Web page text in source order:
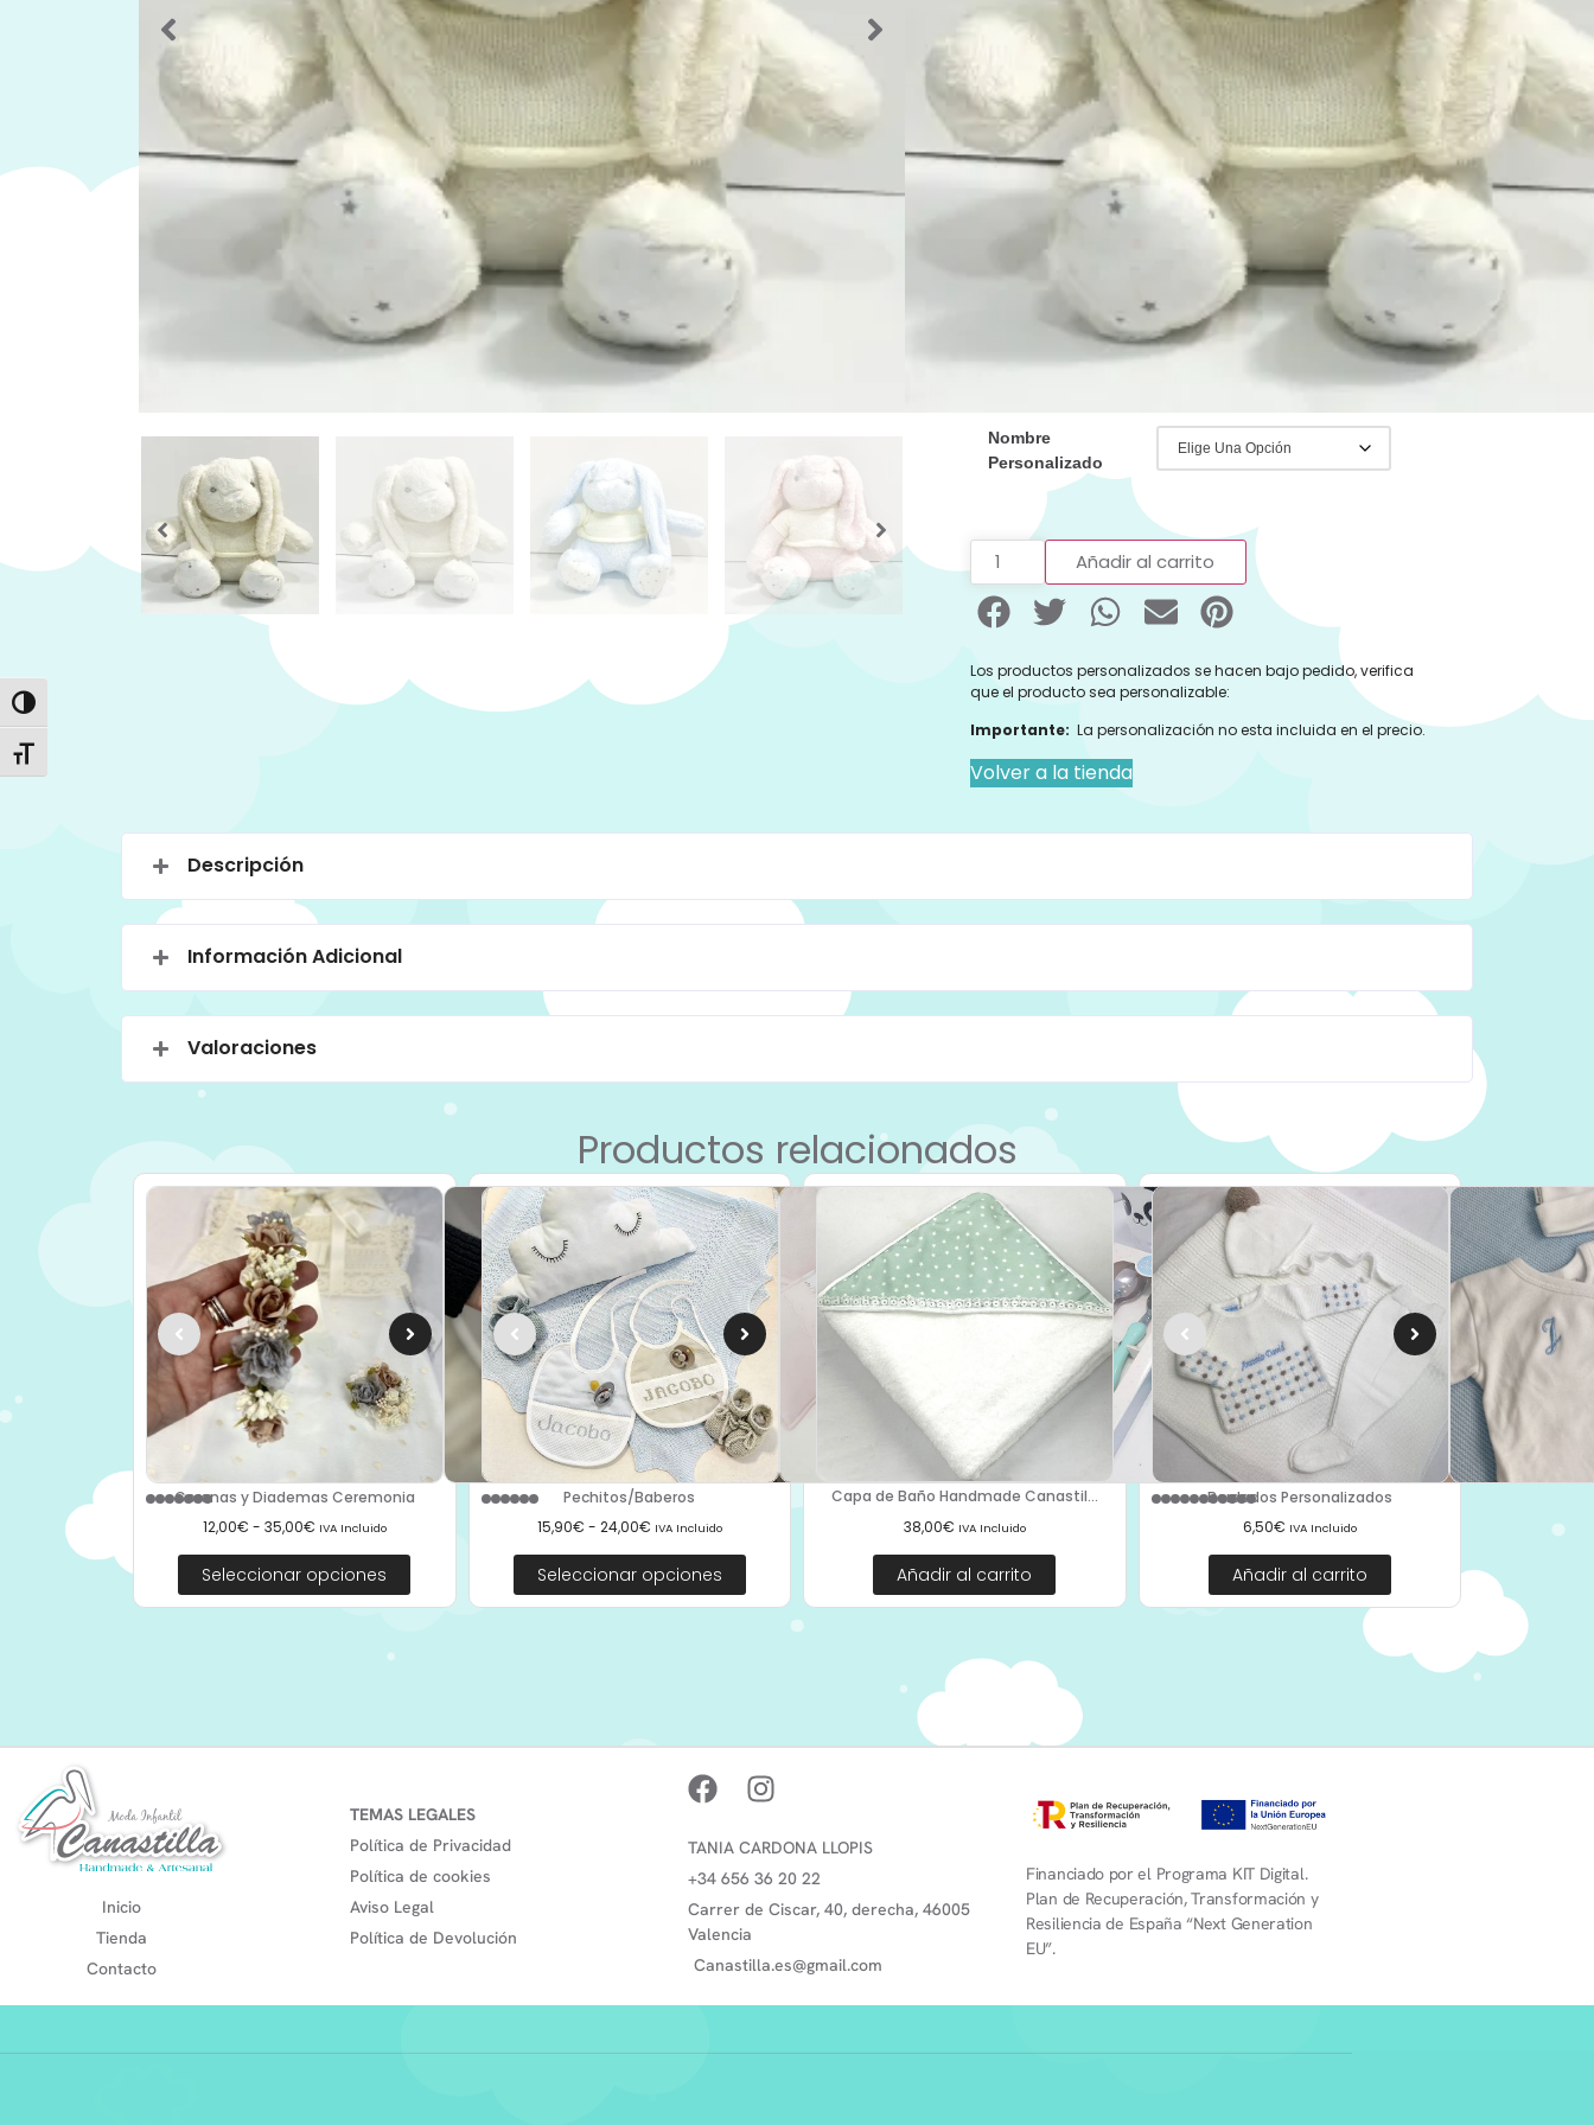
Alternar alto contraste
Alternar tamaño de letra
Para atención personalizada y asesoramiento
escribenos en whatsapp al +34 656 36 20 22
SKU:47425
Categorías:
Complementos y Puericultura
Handmade,Juguetes
Mantitas Personalizadas
Artículo Personalizable Azul, Blanco,
Conejo handmade Juguete Peluche
Personalizable
€ IVA Incluido
Nombre
Personalizado
Añadir al carrito
Los productos personalizados se hacen bajo pedido, verifica
que el producto sea personalizable:
Importante: La personalización no esta incluida en el precio.
Volver a la tienda
Descripción
Información Adicional
Valoraciones
Productos relacionados
Coronas y Diademas Ceremonia
12,00€ - 35,00€ IVA Incluido
Seleccionar opciones
Pechitos/Baberos
15,90€ - 24,00€ IVA Incluido
Seleccionar opciones
Capa de Baño Handmade Canastil...
38,00€ IVA Incluido
Añadir al carrito
Bordados Personalizados
6,50€ IVA Incluido
Añadir al carrito
Inicio
Tienda
Contacto
TEMAS LEGALES
Política de Privacidad
Política de cookies
Aviso Legal
Política de Devolución
TANIA CARDONA LLOPIS
+34 656 36 20 22
Carrer de Ciscar, 40, derecha, 46005
Valencia
Canastilla.es@gmail.com
Financiado por el Programa KIT Digital.
Plan de Recuperación, Transformación y
Resiliencia de España “Next Generation
EU”.